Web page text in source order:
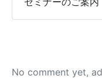
No comment yet,